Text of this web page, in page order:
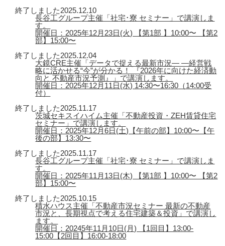
終了しました2025.12.10
長谷工グループ主催「社宅･寮 セミナー」で講演しま
す。
開催日：2025年12月23日(火) 【第1部 】10:00〜 【第2
部】15:00〜
終了しました2025.12.04
大鏡CRE主催「データで捉える最新市況― ―経営戦
略に活かせる“今”が分かる！ 『2026年に向けた経済動
向と 不動産市況予測』」で講演します。
開催日：2025年12月11日(水) 14:30〜16:30（14:00受
付）
終了しました2025.11.17
茨城セキスイハイム主催「不動産投資・ZEH賃貸住宅
セミナー」で講演します。
開催日：2025年12月6日(土)【午前の部】10:00〜【午
後の部】13:30〜
終了しました2025.11.17
長谷工グループ主催「社宅･寮 セミナー」で講演しま
す。
開催日：2025年11月13日(木) 【第1部 】10:00〜 【第2
部】15:00〜
終了しました2025.10.15
積水ハウス主催「不動産市況セミナー 最新の不動産
市況と、長期視点で考える住宅建築＆投資」で講演し
ます。
開催日：20245年11月10日(月) 【1回目】13:00-
15:00【2回目】16:00-18:00